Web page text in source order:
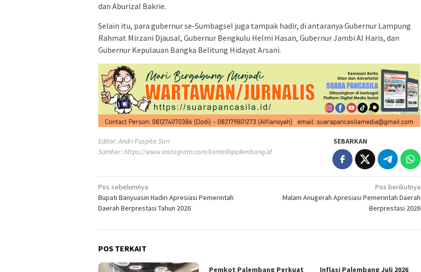
dan Aburizal Bakrie.
Selain itu, para gubernur se-Sumbagsel juga tampak hadir, di antaranya Gubernur Lampung
Rahmat Mirzani Djausal, Gubernur Bengkulu Helmi Hasan, Gubernur Jambi Al Haris, dan
Gubernur Kepulauan Bangka Belitung Hidayat Arsani.
Editor: Andri Puspita Sari
Sumber:https://www.instagram.com/kominfopalembang.id
SEBARKAN
Navigasi
pos
Pos sebelumnya
Bupati Banyuasin Hadiri Apresiasi Pemerintah
Daerah Berprestasi Tahun 2026
Pos berikutnya
Malam Anugerah Apresiasi Pemerintah Daerah
Berprestasi 2026
POS TERKAIT
Pemkot Palembang Perkuat Inflasi Palembang Juli 2026